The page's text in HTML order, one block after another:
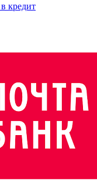
кредит